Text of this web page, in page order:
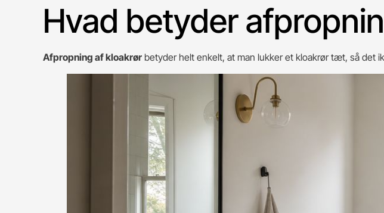
Hvad betyder
Afpropning af kloakrør betyder helt enkelt, at man lukker et kloakrør tæt, så det